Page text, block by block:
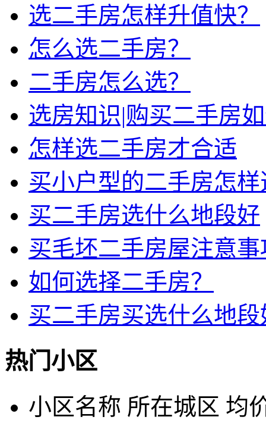
选二手房怎样升值快？
怎么选二手房？
二手房怎么选？
选房知识|购买二手房
怎样选二手房才合适
买小户型的二手房怎样
买二手房选什么地段好
买毛坯二手房屋注意事
如何选择二手房？
买二手房买选什么地段
热门小区
小区名称 所在城区 均